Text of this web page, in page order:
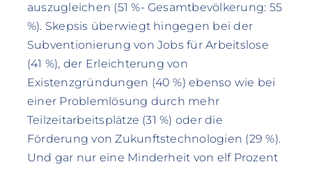
auszugleichen (51 %- Gesamtbevölkerung: 55
%). Skepsis überwiegt hingegen bei der
Subventionierung von Jobs für Arbeitslose
(41 %), der Erleichterung von
Existenzgründungen (40 %) ebenso wie bei
einer Problemlösung durch mehr
Teilzeitarbeitsplätze (31 %) oder die
Förderung von Zukunftstechnologien (29 %).
Und gar nur eine Minderheit von elf Prozent